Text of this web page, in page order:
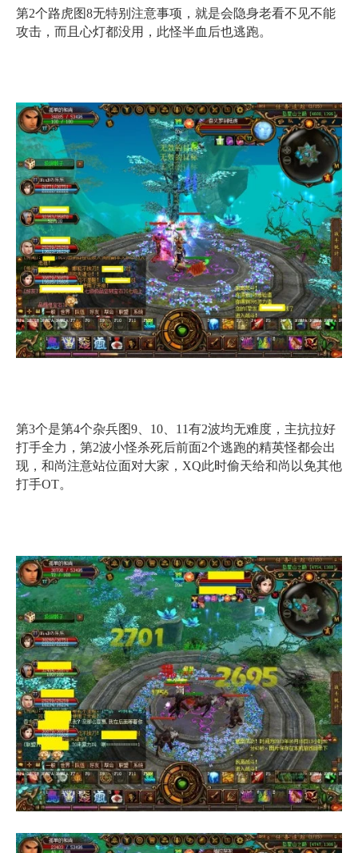
第2个路虎图8无特别注意事项，就是会隐身老看不见不能
攻击，而且心灯都没用，此怪半血后也逃跑。
第3个是第4个杂兵图9、10、11有2波均无难度，主抗拉好
打手全力，第2波小怪杀死后前面2个逃跑的精英怪都会出
现，和尚注意站位面对大家，XQ此时偷天给和尚以免其他
打手OT。